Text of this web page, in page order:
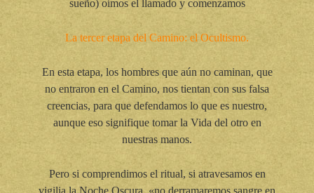
sueño) oímos el llamado y comenzamos
La tercer etapa del Camino: el Ocultismo.
En esta etapa, los hombres que aún no caminan, que
no entraron en el Camino, nos tientan con sus falsa
creencias, para que defendamos lo que es nuestro,
aunque eso signifique tomar la Vida del otro en
nuestras manos.
Pero si comprendimos el ritual, si atravesamos en